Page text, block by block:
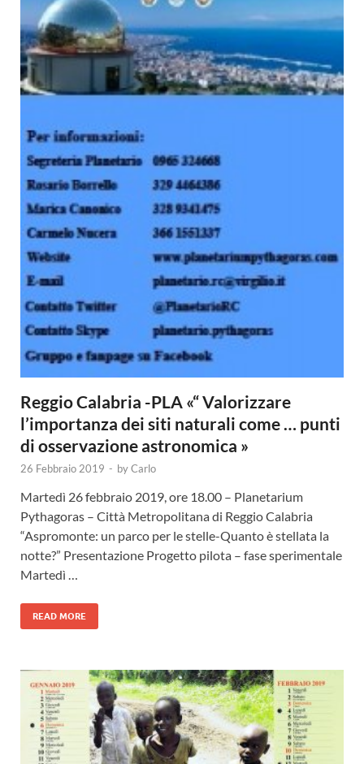
Reggio Calabria -PLA «“ Valorizzare
l’importanza dei siti naturali come … punti
di osservazione astronomica »
26 Febbraio 2019 - byCarlo
Martedì 26 febbraio 2019, ore 18.00 – Planetarium
Pythagoras – Città Metropolitana di Reggio Calabria
“Aspromonte: un parco per le stelle-Quanto è stellata la
notte?” Presentazione Progetto pilota – fase sperimentale
Martedì …
READ MORE